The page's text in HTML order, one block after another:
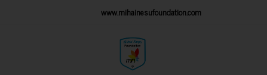
PLATFORM www.mihainesufoundation.com